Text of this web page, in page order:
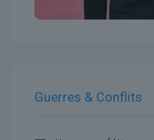
Guerres & Conflits